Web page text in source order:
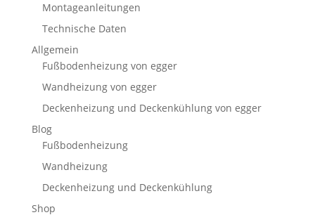
Montageanleitungen
Technische Daten
Allgemein
Fußbodenheizung von egger
Wandheizung von egger
Deckenheizung und Deckenkühlung von egger
Blog
Fußbodenheizung
Wandheizung
Deckenheizung und Deckenkühlung
Shop